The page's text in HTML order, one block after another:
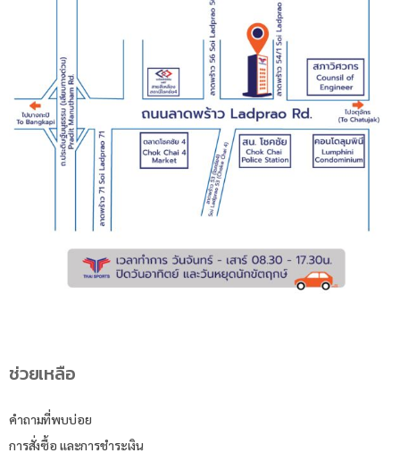
ช่วยเหลือ
คำถามที่พบบ่อย
การสั่งซื้อ และการชำระเงิน